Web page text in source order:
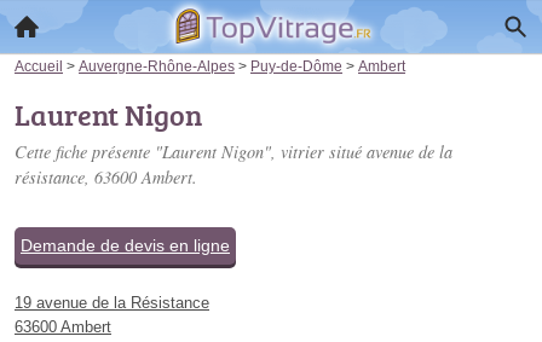
Accueil > Auvergne-Rhône-Alpes > Puy-de-Dôme > Ambert
Laurent Nigon
Cette fiche présente "Laurent Nigon", vitrier situé avenue de la
résistance, 63600 Ambert.
Demande de devis en ligne
19 avenue de la Résistance
63600 Ambert